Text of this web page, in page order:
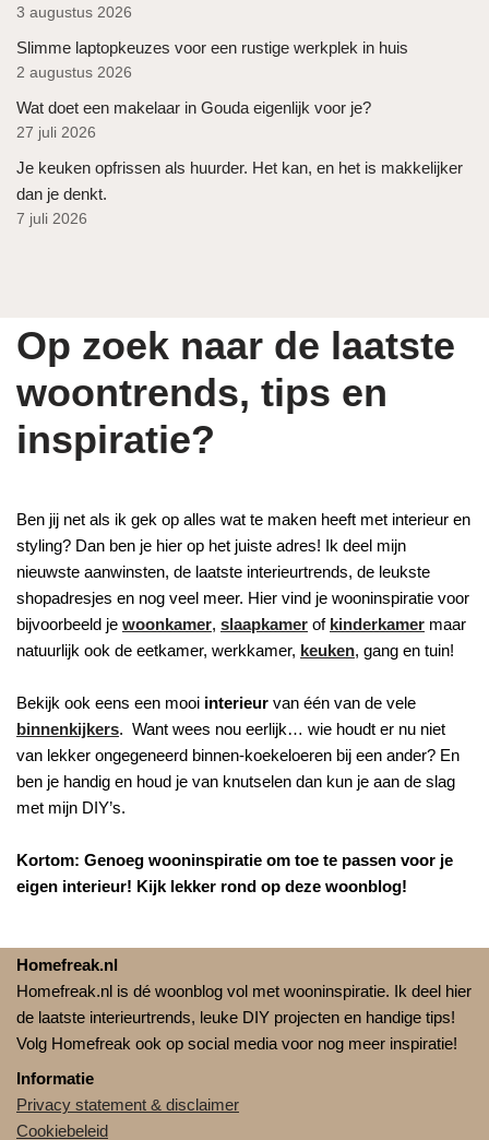
3 augustus 2026
Slimme laptopkeuzes voor een rustige werkplek in huis
2 augustus 2026
Wat doet een makelaar in Gouda eigenlijk voor je?
27 juli 2026
Je keuken opfrissen als huurder. Het kan, en het is makkelijker
dan je denkt.
7 juli 2026
Op zoek naar de laatste
woontrends, tips en
inspiratie?
Ben jij net als ik gek op alles wat te maken heeft met interieur en
styling? Dan ben je hier op het juiste adres! Ik deel mijn
nieuwste aanwinsten, de laatste interieurtrends, de leukste
shopadresjes en nog veel meer. Hier vind je wooninspiratie voor
bijvoorbeeld je woonkamer, slaapkamer of kinderkamer maar
natuurlijk ook de eetkamer, werkkamer, keuken, gang en tuin!
Bekijk ook eens een mooi interieur van één van de vele
binnenkijkers. Want wees nou eerlijk… wie houdt er nu niet
van lekker ongegeneerd binnen-koekeloeren bij een ander? En
ben je handig en houd je van knutselen dan kun je aan de slag
met mijn DIY’s.
Kortom: Genoeg wooninspiratie om toe te passen voor je
eigen interieur! Kijk lekker rond op deze woonblog!
Homefreak.nl
Homefreak.nl is dé woonblog vol met wooninspiratie. Ik deel hier
de laatste interieurtrends, leuke DIY projecten en handige tips!
Volg Homefreak ook op social media voor nog meer inspiratie!
Informatie
Privacy statement & disclaimer
Cookiebeleid